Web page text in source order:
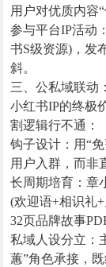
用户对优质内容
参与平台IP活动
书S级资源)，发
斜。
三、公私域联动
小红书IP的终极
割逻辑行不通：
钩子设计：用“
用户入群，而非
长周期培育：章
(欢迎语+相识礼
32页品牌故事
私域人设分立：
蕙”角色承接，